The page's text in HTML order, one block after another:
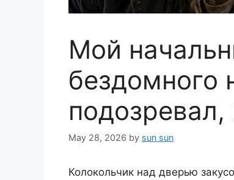
Мой
бездомного
May 28, 2026 by sun sun
Колокольчик над дверью